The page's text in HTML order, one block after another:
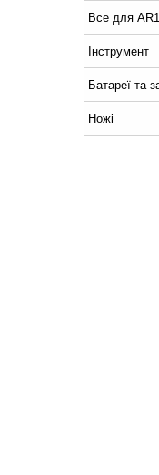
Все для
Інструмент
Батареї та
Ножі